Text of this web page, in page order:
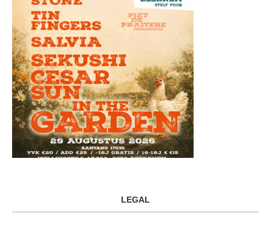
LEGAL